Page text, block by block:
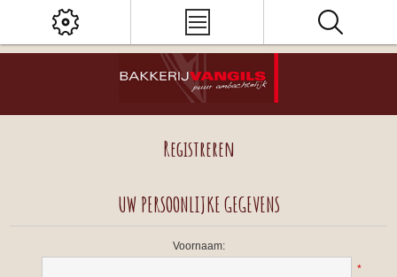
Registreren
UW PERSOONLIJKE GEGEVENS
Voornaam:
*